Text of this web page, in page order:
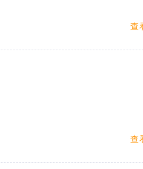
查
查